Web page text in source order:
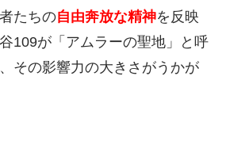
たちの自由奔放な精神を反映
109が「アムラーの聖地」と呼
その影響力の大きさがうかが